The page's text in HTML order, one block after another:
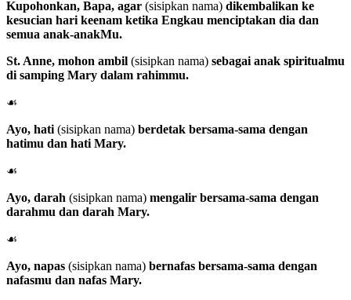
Kupohonkan, Bapa, agar (sisipkan nama) dikembalikan ke
kesucian hari keenam ketika Engkau menciptakan dia dan
semua anak-anakMu.
St. Anne, mohon ambil (sisipkan nama) sebagai anak spiritualmu
di samping Mary dalam rahimmu.
☙
Ayo, hati (sisipkan nama) berdetak bersama-sama dengan
hatimu dan hati Mary.
☙
Ayo, darah (sisipkan nama) mengalir bersama-sama dengan
darahmu dan darah Mary.
☙
Ayo, napas (sisipkan nama) bernafas bersama-sama dengan
nafasmu dan nafas Mary.